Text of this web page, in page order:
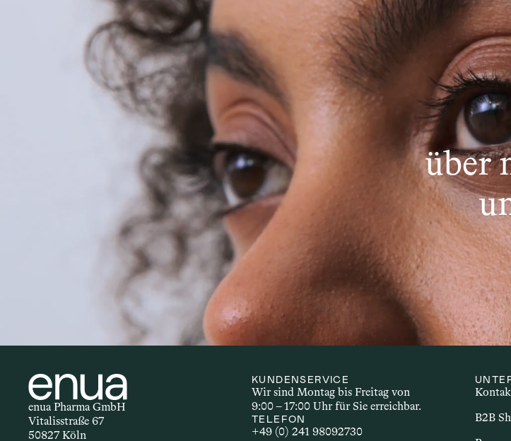
als Öl, Kapsel, Spray oder Creme: Die Form der Anwendung
Welche Applikationsform gewählt wird, hängt unter anderem
individuellen Bedürfnissen ab.
AUTOIMMUNERKRANKUNG
Autoimmunerkrankungen sind chronische Störungen, bei
zählen Erkrankungen wie Multiple Sklerose, Rheumatoide
Entzündungen und einer Vielzahl unterschiedlicher
ob bestimmte Inhaltsstoffe – insbesondere Cannabinoide –
Prozesse haben könnten.
über
enua Pharma GmbH
Vitalisstraße 67
50827 Köln
KUNDENSERVICE
Wir sind Montag bis Freitag von
9:00 – 17:00 Uhr für Sie erreichbar.
TELEFON
+49 (0) 241 98092730
B2B